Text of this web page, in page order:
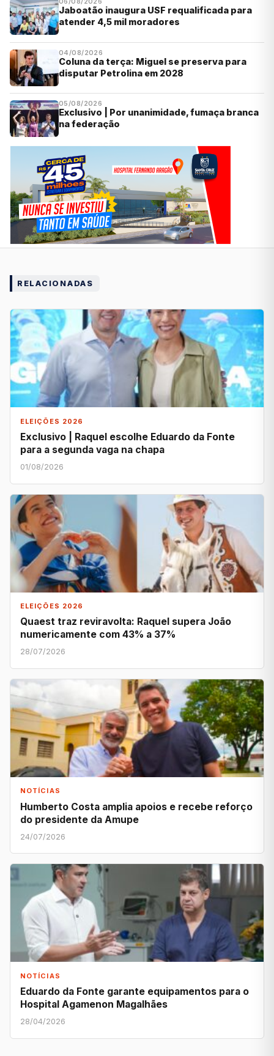
Jaboatão inaugura USF requalificada para
atender 4,5 mil moradores
04/08/2026
Coluna da terça: Miguel se preserva para
disputar Petrolina em 2028
05/08/2026
Exclusivo | Por unanimidade, fumaça branca
na federação
RELACIONADAS
ELEIÇÕES 2026
Exclusivo | Raquel escolhe Eduardo da Fonte
para a segunda vaga na chapa
01/08/2026
ELEIÇÕES 2026
Quaest traz reviravolta: Raquel supera João
numericamente com 43% a 37%
28/07/2026
NOTÍCIAS
Humberto Costa amplia apoios e recebe reforço
do presidente da Amupe
24/07/2026
NOTÍCIAS
Eduardo da Fonte garante equipamentos para o
Hospital Agamenon Magalhães
28/04/2026